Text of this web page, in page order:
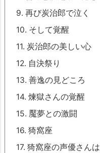
9. 再び炭治郎で泣く
10. そして覚醒
11. 炭治郎の美しい心
12. 自決祭り
13. 善逸の見どころ
14. 煉獄さんの覚醒
15. 魘夢との激闘
16. 猗窩座
17. 猗窩座の声優さんは